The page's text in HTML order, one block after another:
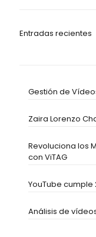
Entradas recientes
Gestión de
Zaira Lorenzo
Revoluciona los
con ViTAG
YouTube cumple
Análisis de